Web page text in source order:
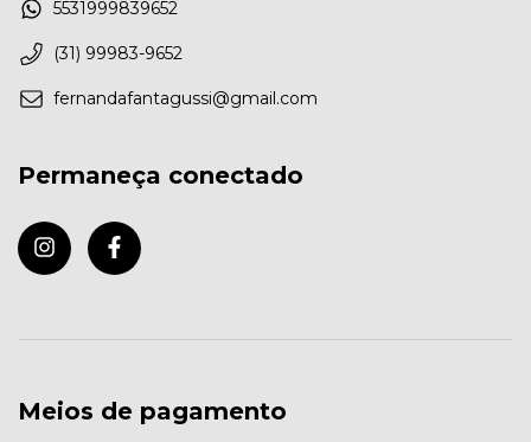
5531999839652
(31) 99983-9652
fernandafantagussi@gmail.com
Permaneça conectado
Meios de pagamento
você?